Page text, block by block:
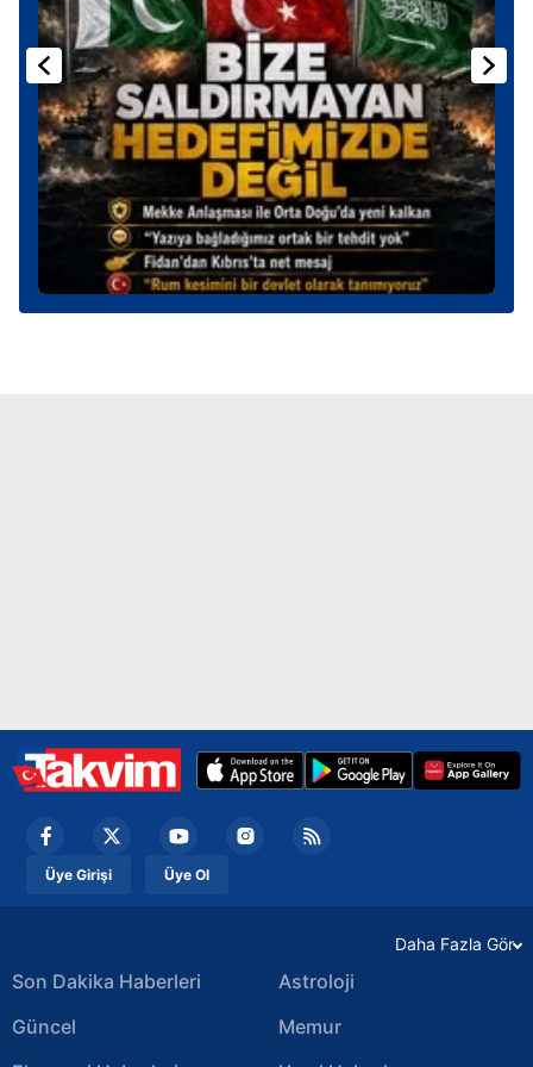
Sitemizde kendimize ve üçüncü kişilere ait çerezler
kullanılmaktadır. Bu çerezler vasıtasıyla çeşitli kişisel
verileriniz işlenmekte olup gerekli olan çerezler bilgi
toplumu hizmetlerinin sunulması amacıyla
kullanılmaktadır. Diğer çerezler, sitemizin daha işlevsel
kılınması ve kişiselleştirilmesi ve sizlere yönelik
reklam/pazarlama faaliyetlerinin yapılması, amaçlarıyla
sınırlı olarak açık rızanız dahilinde kullanılacaktır.
Çerezlere ilişkin tercihlerinizi aşağıda yer alan panel
vasıtasıyla belirleyebilirsiniz. Çerezlere ilişkin detaylı bilgi
Üye Girişi Üye Ol
Daha Fazla Gör
Son Dakika Haberleri
Güncel
Astroloji
Memur